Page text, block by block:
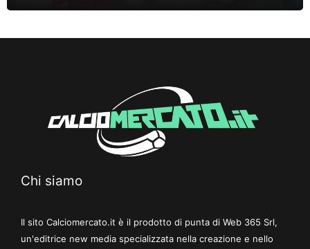
Chi siamo
Il sito Calciomercato.it è il prodotto di punta di Web 365 Srl,
un'editrice new media specializzata nella creazione e nello